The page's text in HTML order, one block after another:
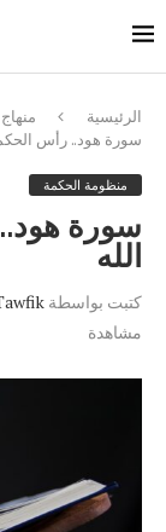
الرئيسية
سورة هود.. رأس الحكمة
منظومة الحكمة
سورة هود..
الله
كتبت بواسطة
مشاهدة